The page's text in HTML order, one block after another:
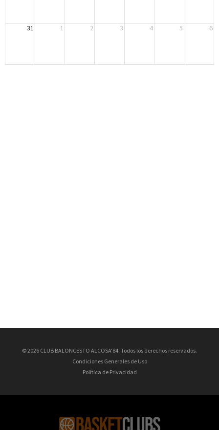
31 1 2 3 4 5 6
© 2026 CLUB BALONCESTO ALCOSA'84. Todos los derechos reservados.
Condiciones Generales de Uso
Política de Privacidad